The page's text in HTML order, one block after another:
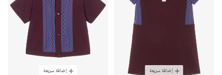
إضافة سريعة إضافة سريعة